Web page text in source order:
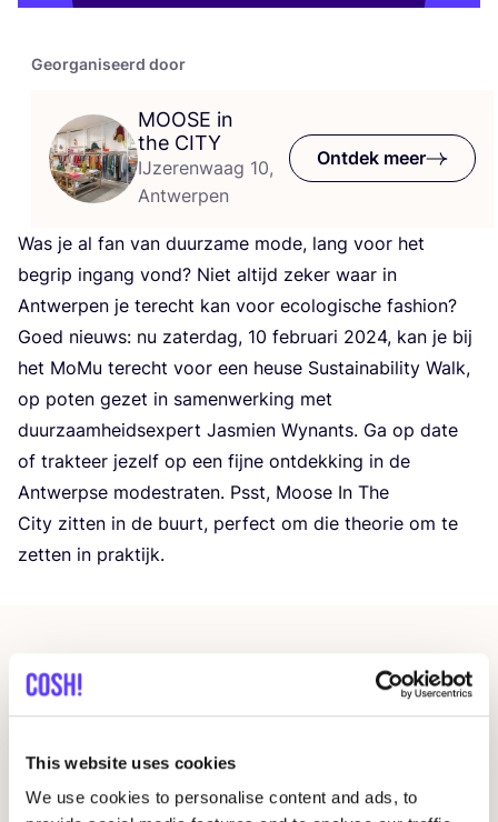
This website uses cookies
We use cookies to personalise content and ads, to
Georganiseerd door
MOOSE in
the CITY
IJzerenwaag 10,
Antwerpen
Ontdek meer
Was je al fan van duur­za­me mode, lang voor het
begrip ingang vond? Niet altijd zeker waar in
Ant­wer­pen je terecht kan voor eco­lo­gi­sche fas­hi­on?
Goed nieuws: nu zater­dag, 10 febru­a­ri 2024, kan je bij
het MoMu terecht voor een heu­se Sustai­na­bi­li­ty Walk,
op poten gezet in samen­wer­king met
duur­zaam­heids­ex­pert Jas­mien Wynants. Ga op date
of trak­teer jezelf op een fij­ne ont­dek­king in de
Ant­werp­se mode­stra­ten. Psst, Moo­se In The
City zit­ten in de buurt, per­fect om die the­o­rie om te
zet­ten in praktijk.
Gerelateerde evenementen